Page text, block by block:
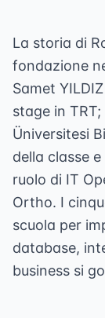
La storia di
fondazione
Samet
stage in
Üniversitesi
della classe
ruolo di IT
Ortho. I
scuola per
database,
business si